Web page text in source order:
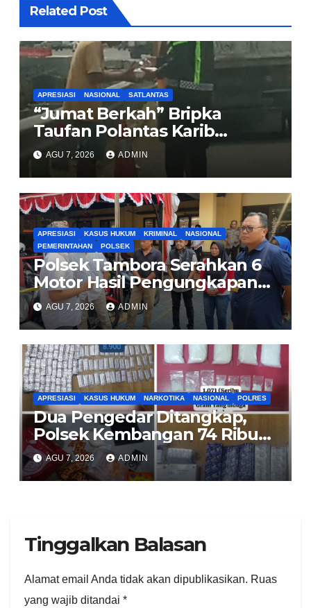
Related Post
APRESIASI NASIONAL SATLANTAS
“Jumat Berkah” Bripka
Taufan Polantas Karib
Bagikan Nasi Kotak untuk
Sopir Truk yang Mogok di KM
00 Pondok Aren
AGU 7, 2026 ADMIN
APRESIASI KASUS HUKUM KRIMINAL
NASIONAL
PEMERINTAHAN
POLSEK
Polsek Tambora Serahkan 6
Motor Hasil Pengungkapan
Kasus Curanmor Kepada
Pemilik Yang sah
AGU 7, 2026 ADMIN
APRESIASI KASUS HUKUM NARKOTIKA NASIONAL POLRES
Dua Pengedar Ditangkap,
Polsek Kembangan 74 Ribu
Obat Keras, Sabu Hingga
Puluhan Vape Etomidate
Diamankan
AGU 7, 2026 ADMIN
Tinggalkan Balasan
Alamat email Anda tidak akan dipublikasikan. Ruas
yang wajib ditandai *